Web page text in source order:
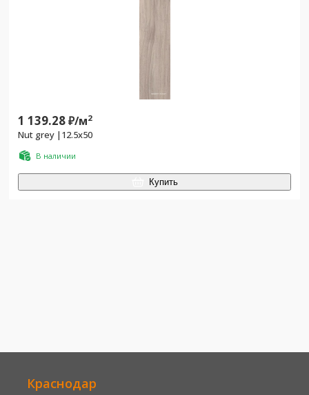
1 139.28₽/м2
Nut grey |12.5x50
В наличии
Купить
Краснодар